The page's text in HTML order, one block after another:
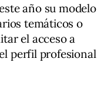
año su modelo
temáticos o
el acceso a
perfil profesional